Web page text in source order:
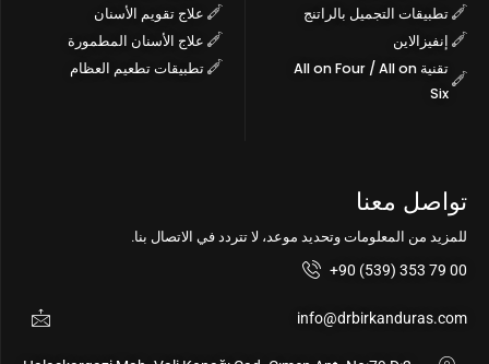
تطبيقات التجميل بالراتنج
إنفيزالاين
تقنية All on Four / All on
Six
علاج تقويم الأسنان
علاج الأسنان المطمورة
تطبيقات تطعيم العظام
تواصل معنا
للمزيد من المعلومات وتحديد موعد، لا تتردد في الاتصال بنا.
+90 (539) 353 79 00
info@drbirkanduras.com